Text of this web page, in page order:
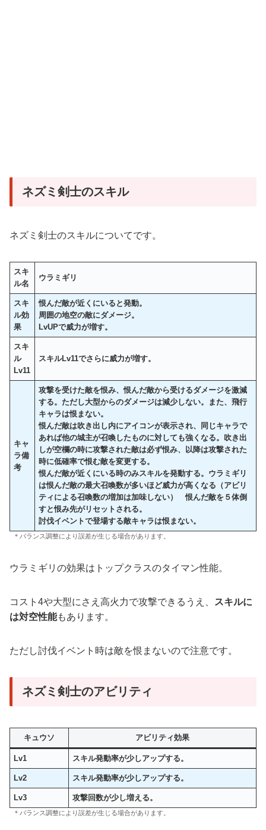
ネズミ剣士のスキル
ネズミ剣士のスキルについてです。
スキ
ル名
ウラミギリ
スキ
ル効
果
恨んだ敵が近くにいると発動。
周囲の地空の敵にダメージ。
LvUPで威力が増す。
スキ
ル
Lv11
スキルLv11でさらに威力が増す。
キャ
ラ備
考
攻撃を受けた敵を恨み、恨んだ敵から受けるダメージを激減
する。ただし大型からのダメージは減少しない。また、飛行
キャラは恨まない。
恨んだ敵は吹き出し内にアイコンが表示され、同じキャラで
あれば他の城主が召喚したものに対しても強くなる。吹き出
しが空欄の時に攻撃された敵は必ず恨み、以降は攻撃された
時に低確率で恨む敵を変更する。
恨んだ敵が近くにいる時のみスキルを発動する。ウラミギリ
は恨んだ敵の最大召喚数が多いほど威力が高くなる（アビリ
ティによる召喚数の増加は加味しない） 恨んだ敵を５体倒
すと恨み先がリセットされる。
討伐イベントで登場する敵キャラは恨まない。
＊バランス調整により誤差が生じる場合があります。
ウラミギリの効果はトップクラスのタイマン性能。
コスト4や大型にさえ高火力で攻撃できるうえ、
スキルに
は対空性能もあります。
ただし討伐イベント時は敵を恨まないので注意です。
ネズミ剣士のアビリティ
キュウソ アビリティ効果
Lv1 スキル発動率が少しアップする。
Lv2 スキル発動率が少しアップする。
Lv3 攻撃回数が少し増える。
＊バランス調整により誤差が生じる場合があります。